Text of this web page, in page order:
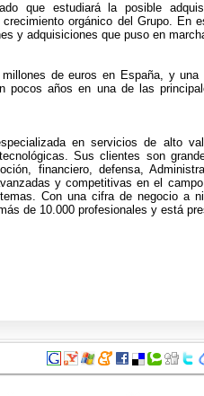
que estudiará la posible
orgánico del Grupo. En
y adquisiciones que puso en
de euros en España, y
pocos años en una de las
en servicios de alto
Sus clientes son
financiero, defensa,
y competitivas en el
Con una cifra de negocio a
de 10.000 profesionales y está